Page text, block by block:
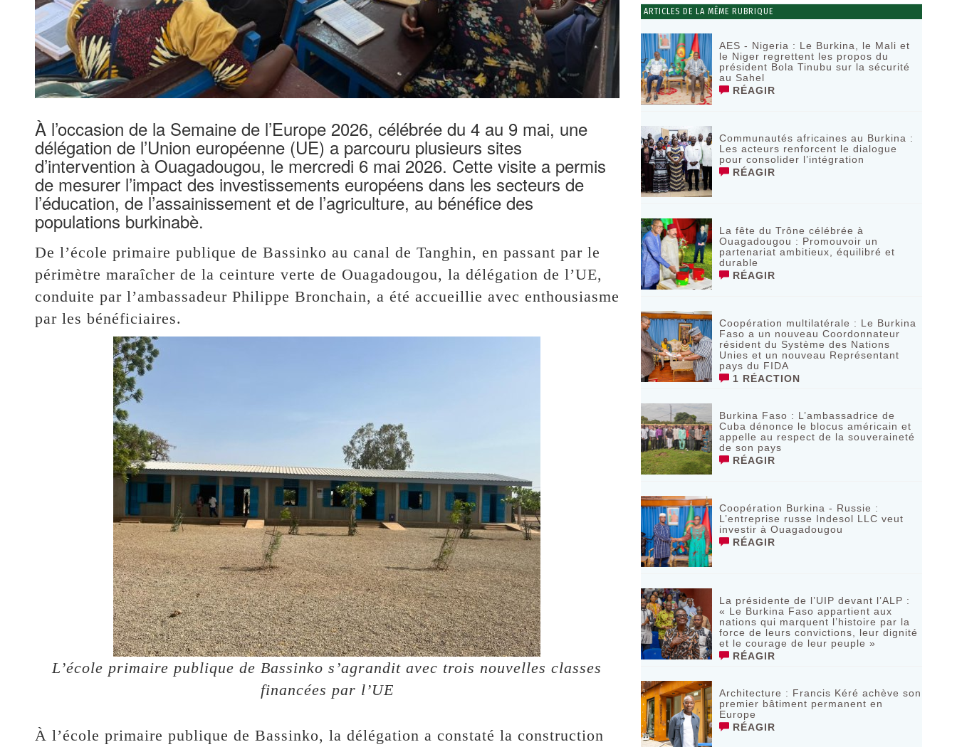
À l’occasion de la Semaine de l’Europe 2026, célébrée du 4 au 9 mai, une
délégation de l’Union européenne (UE) a parcouru plusieurs sites
d’intervention à Ouagadougou, le mercredi 6 mai 2026. Cette visite a permis
de mesurer l’impact des investissements européens dans les secteurs de
l’éducation, de l’assainissement et de l’agriculture, au bénéfice des
populations burkinabè.
De l’école primaire publique de Bassinko au canal de Tanghin, en passant par le
périmètre maraîcher de la ceinture verte de Ouagadougou, la délégation de l’UE,
conduite par l’ambassadeur Philippe Bronchain, a été accueillie avec enthousiasme
par les bénéficiaires.
L’école primaire publique de Bassinko s’agrandit avec trois nouvelles classes
financées par l’UE
À l’école primaire publique de Bassinko, la délégation a constaté la construction
ARTICLES DE LA MÊME RUBRIQUE
AES - Nigeria : Le Burkina, le Mali et
le Niger regrettent les propos du
président Bola Tinubu sur la sécurité
au Sahel
RÉAGIR
Communautés africaines au Burkina :
Les acteurs renforcent le dialogue
pour consolider l’intégration
RÉAGIR
La fête du Trône célébrée à
Ouagadougou : Promouvoir un
partenariat ambitieux, équilibré et
durable
RÉAGIR
Coopération multilatérale : Le Burkina
Faso a un nouveau Coordonnateur
résident du Système des Nations
Unies et un nouveau Représentant
pays du FIDA
1 RÉACTION
Burkina Faso : L’ambassadrice de
Cuba dénonce le blocus américain et
appelle au respect de la souveraineté
de son pays
RÉAGIR
Coopération Burkina - Russie :
L’entreprise russe Indesol LLC veut
investir à Ouagadougou
RÉAGIR
La présidente de l’UIP devant l’ALP :
« Le Burkina Faso appartient aux
nations qui marquent l’histoire par la
force de leurs convictions, leur dignité
et le courage de leur peuple »
RÉAGIR
‎Architecture : Francis Kéré achève son
premier bâtiment permanent en
Europe
RÉAGIR